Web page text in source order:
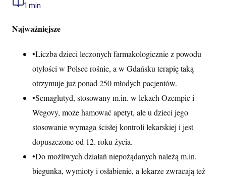
1 min
Najważniejsze
•Liczba dzieci leczonych farmakologicznie z powodu
otyłości w Polsce rośnie, a w Gdańsku terapię taką
otrzymuje już ponad 250 młodych pacjentów.
•Semaglutyd, stosowany m.in. w lekach Ozempic i
Wegovy, może hamować apetyt, ale u dzieci jego
stosowanie wymaga ścisłej kontroli lekarskiej i jest
dopuszczone od 12. roku życia.
•Do możliwych działań niepożądanych należą m.in.
biegunka, wymioty i osłabienie, a lekarze zwracają też